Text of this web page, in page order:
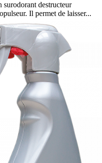
destructeur
Il permet de laisser...